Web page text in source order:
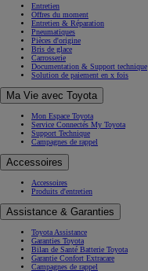
Entretien
Offres du moment
Entretien & Réparation
Pneumatiques
Pièces d'origine
Bris de glace
Carrosserie
Documentation & Support technique
Solution de paiement en x fois
Ma Vie avec Toyota
Mon Espace Toyota
Service Connectés My Toyota
Support Technique
Campagnes de rappel
Accessoires
Accessoires
Produits d'entretien
Assistance & Garanties
Toyota Assistance
Garanties Toyota
Bilan de Santé Batterie Toyota
Garantie Confort Extracare
Campagnes de rappel